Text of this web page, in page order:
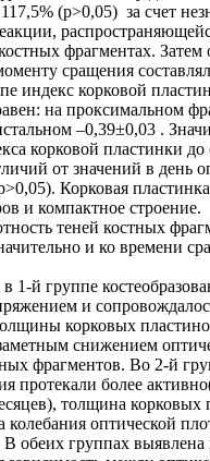
(p>0,05) за счет
фрагментах. Затем
сращения
индекс корковой
на проксимальном
–0,39±0,03 .
корковой пластинки
от значений в день
Корковая
и компактное строение.
теней костных
и ко времени
1-й группе
и
корковых
снижением
фрагментов. Во 2-й
протекали более
толщина корковых
колебания оптической
В обеих группах выявлена